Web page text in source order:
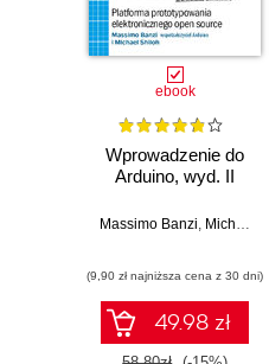
ebook
Wprowadzenie do
Arduino, wyd. II
Massimo Banzi Michael Shiloh
(9,90 zł najniższa cena z 30 dni)
49.98 zł